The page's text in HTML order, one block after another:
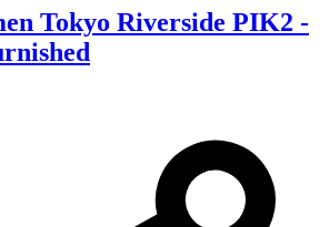
Tokyo Riverside PIK2 -